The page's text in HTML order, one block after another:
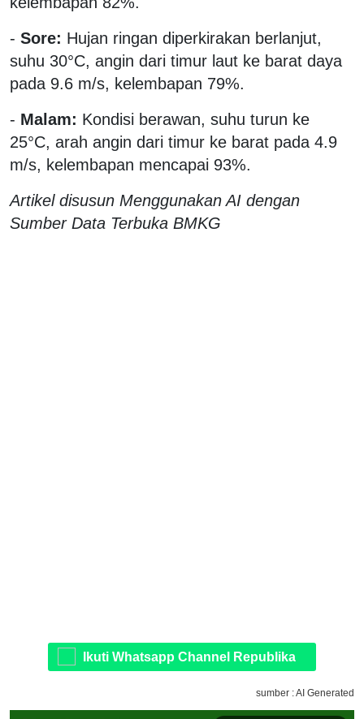
- Sore: Hujan ringan diperkirakan berlanjut,
suhu 30°C, angin dari timur laut ke barat daya
pada 9.6 m/s, kelembapan 79%.
- Malam: Kondisi berawan, suhu turun ke
25°C, arah angin dari timur ke barat pada 4.9
m/s, kelembapan mencapai 93%.
Artikel disusun Menggunakan AI dengan
Sumber Data Terbuka BMKG
Ikuti Whatsapp Channel Republika
sumber : AI Generated